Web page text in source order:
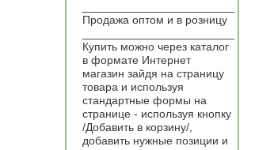
Продажа оптом и в розницу
Купить можно через каталог
в формате Интернет
магазин зайдя на страницу
товара и используя
стандартные формы на
странице - используя кнопку
/Добавить в корзину/,
добавить нужные позиции и